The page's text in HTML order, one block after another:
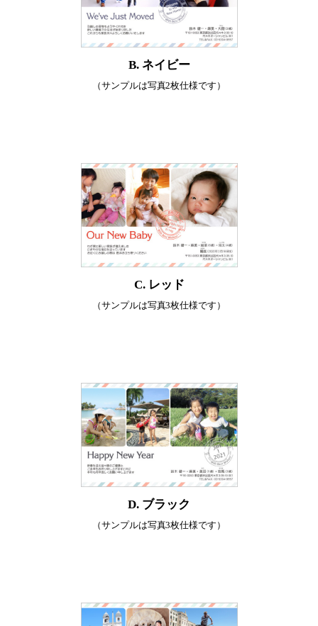
B. ネイビー
（サンプルは写真2枚仕様です）
C. レッド
（サンプルは写真3枚仕様です）
D. ブラック
（サンプルは写真3枚仕様です）